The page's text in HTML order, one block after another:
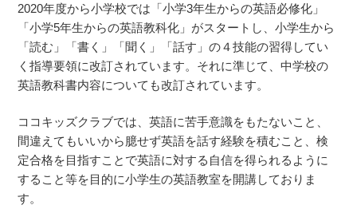
2020年度から小学校では「小学3年生からの英語必修化」
「小学5年生からの英語教科化」がスタートし、小学生から
「読む」「書く」「聞く」「話す」の４技能の習得してい
く指導要領に改訂されています。それに準じて、中学校の
英語教科書内容についても改訂されています。
ココキッズクラブでは、英語に苦手意識をもたないこと、
間違えてもいいから臆せず英語を話す経験を積むこと、検
定合格を目指すことで英語に対する自信を得られるように
すること等を目的に小学生の英語教室を開講しておりま
す。